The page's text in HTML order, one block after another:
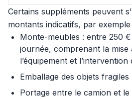
Certains suppléments peuvent
montants indicatifs, par exemple
Monte-meubles : entre 250
journée, comprenant la mise
l’équipement et l’intervention
Emballage des objets fragiles
Portage entre le camion et